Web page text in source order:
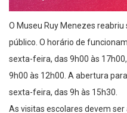
O Museu Ruy Menezes
público. O horário de
sexta-feira, das 9h00 às
9h00 às 12h00. A abertura
sexta-feira, das 9h às 15h30.
As visitas escolares devem